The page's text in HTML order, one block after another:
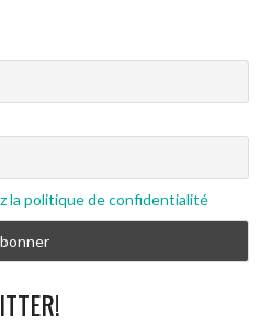
la politique de confidentialité